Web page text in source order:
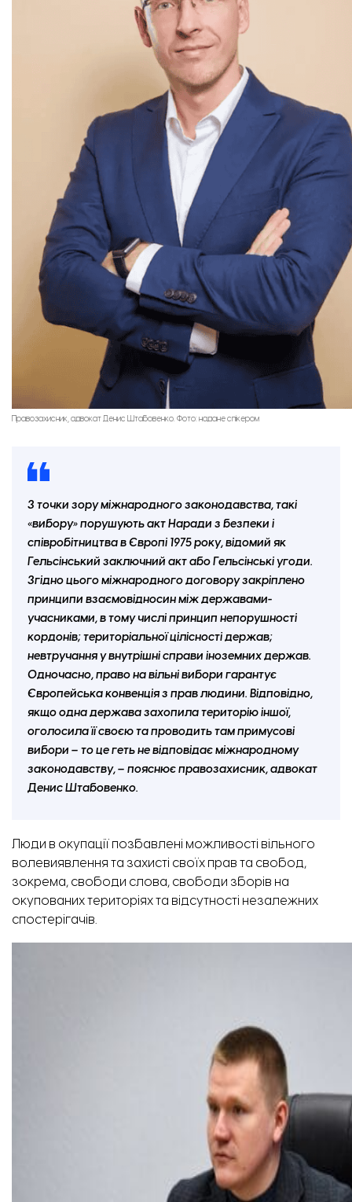
Правозахисник, адвокат Денис Штабовенко. Фото: надане спікером
З точки зору міжнародного законодавства, такі
«вибору» порушують акт Наради з безпеки і
співробітництва в Європі 1975 року, відомий як
Гельсінський заключний акт або Гельсінські угоди.
Згідно цього міжнародного договору закріплено
принципи взаємовідносин між державами-
учасниками, в тому числі принцип непорушності
кордонів; територіальної цілісності держав;
невтручання у внутрішні справи іноземних держав.
Одночасно, право на вільні вибори гарантує
Європейська конвенція з прав людини. Відповідно,
якщо одна держава захопила територію іншої,
оголосила її своєю та проводить там примусові
вибори – то це геть не відповідає міжнародному
законодавству, – пояснює правозахисник, адвокат
Денис Штабовенко.
Люди в окупації позбавлені можливості вільного
волевиявлення та захисті своїх прав та свобод,
зокрема, свободи слова, свободи зборів на
окупованих територіях та відсутності незалежних
спостерігачів.